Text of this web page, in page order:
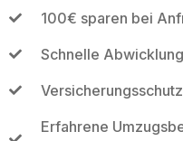
100€ sparen bei
Schnelle
Erfahrene